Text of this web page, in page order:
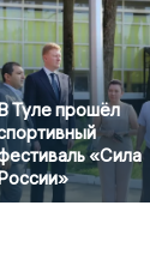
В Туле прошёл
«Сила